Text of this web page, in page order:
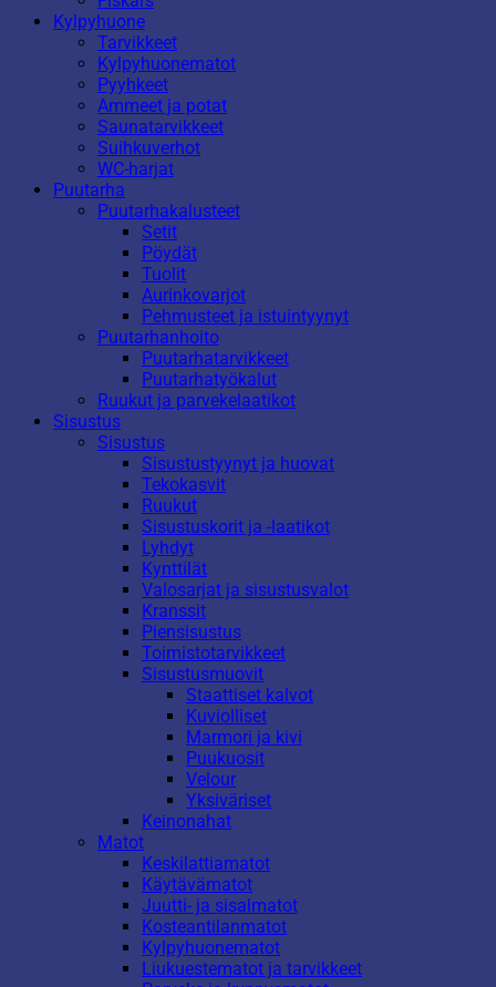
Kylpyhuone
Tarvikkeet
Kylpyhuonematot
Pyyhkeet
Ammeet ja potat
Saunatarvikkeet
Suihkuverhot
WC-harjat
Puutarha
Puutarhakalusteet
Setit
Pöydät
Tuolit
Aurinkovarjot
Pehmusteet ja istuintyynyt
Puutarhanhoito
Puutarhatarvikkeet
Puutarhatyökalut
Ruukut ja parvekelaatikot
Sisustus
Sisustus
Sisustustyynyt ja huovat
Tekokasvit
Ruukut
Sisustuskorit ja -laatikot
Lyhdyt
Kynttilät
Valosarjat ja sisustusvalot
Kranssit
Piensisustus
Toimistotarvikkeet
Sisustusmuovit
Staattiset kalvot
Kuviolliset
Marmori ja kivi
Puukuosit
Velour
Yksiväriset
Keinonahat
Matot
Keskilattiamatot
Käytävämatot
Juutti- ja sisalmatot
Kosteantilanmatot
Kylpyhuonematot
Liukuestematot ja tarvikkeet